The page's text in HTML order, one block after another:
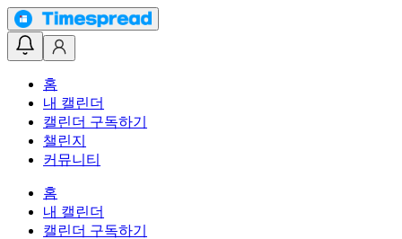
홈
내 캘린더
캘린더 구독하기
챌린지
커뮤니티
홈
내 캘린더
캘린더 구독하기